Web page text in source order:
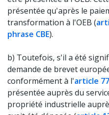
présentée qu'après le
transformation à l'OEB (
phrase CBE).
b) Toutefois, s'il a été
demande de brevet
conformément à l'article
présentée auprès du
propriété industrielle